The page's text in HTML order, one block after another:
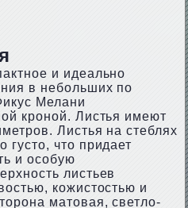
и идеально
в небольших по
Мелани
кроной. Листья имеют
Листья на стеблях
густо, что придает
и особую
листьев
кожистостью и
матовая, светло-